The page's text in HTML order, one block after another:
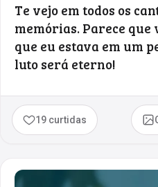
Te vejo em todos os
memórias. Parece
que eu estava em um
luto será eterno!
19 curtidas